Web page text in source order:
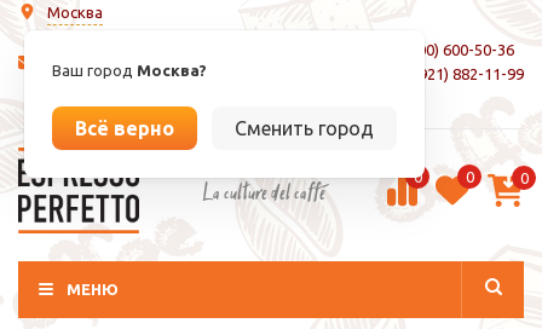
Москва
Ваш город Москва?
Всё верно Сменить город
info@espressoperfetto.ru
8 (800) 600-50-36
+7 (921) 882-11-99
La culture del caffé 0 0 0
МЕНЮ